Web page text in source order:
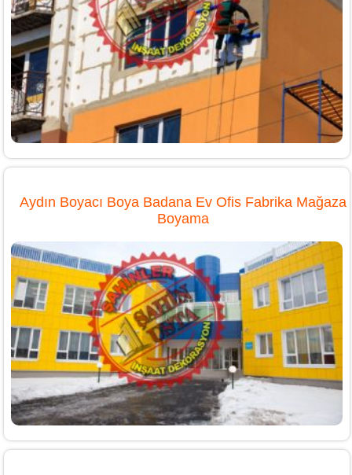
Aydın Boyacı Boya Badana Ev Ofis Fabrika Mağaza
Boyama